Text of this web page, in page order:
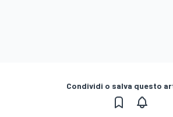
Condividi o salva questo